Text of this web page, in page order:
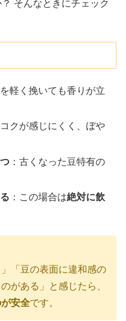
そんなときにチェック
を軽く挽いても香りが立
クが感じにくく、ぼや
：古くなった豆特有の
：この場合は絶対に飲
「豆の表面に違和感の
がある」と感じたら、
安全です。